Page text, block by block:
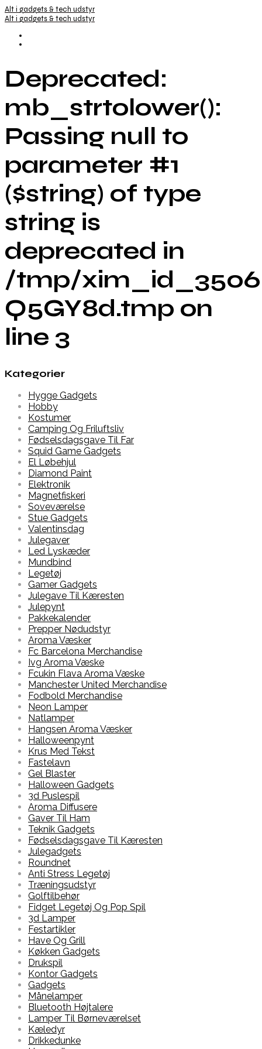
Alt i gadgets & tech udstyr
Alt i gadgets & tech udstyr
Deprecated:
mb_strtolower():
Passing null to
parameter #1
($string) of type
string is
deprecated in
/tmp/
Q5GY8d.tmp on
line 3
Kategorier
Hygge Gadgets
Hobby
Kostumer
Camping Og Friluftsliv
Fødselsdagsgave Til Far
Squid Game Gadgets
El Løbehjul
Diamond Paint
Elektronik
Magnetfiskeri
Soveværelse
Stue Gadgets
Valentinsdag
Julegaver
Led Lyskæder
Mundbind
Legetøj
Gamer Gadgets
Julegave Til Kæresten
Julepynt
Pakkekalender
Prepper Nødudstyr
Aroma Væsker
Fc Barcelona Merchandise
Ivg Aroma Væske
Fcukin Flava Aroma Væske
Manchester United Merchandise
Fodbold Merchandise
Neon Lamper
Natlamper
Hangsen Aroma Væsker
Halloweenpynt
Krus Med Tekst
Fastelavn
Gel Blaster
Halloween Gadgets
3d Puslespil
Aroma Diffusere
Gaver Til Ham
Teknik Gadgets
Fødselsdagsgave Til Kæresten
Julegadgets
Roundnet
Anti Stress Legetøj
Træningsudstyr
Golftilbehør
Fidget Legetøj Og Pop Spil
3d Lamper
Festartikler
Have Og Grill
Køkken Gadgets
Drukspil
Kontor Gadgets
Gadgets
Månelamper
Bluetooth Højtalere
Lamper Til Børneværelset
Kæledyr
Drikkedunke